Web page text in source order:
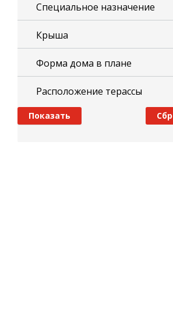
Специальное назначение
Крыша
Форма дома в плане
Расположение терассы